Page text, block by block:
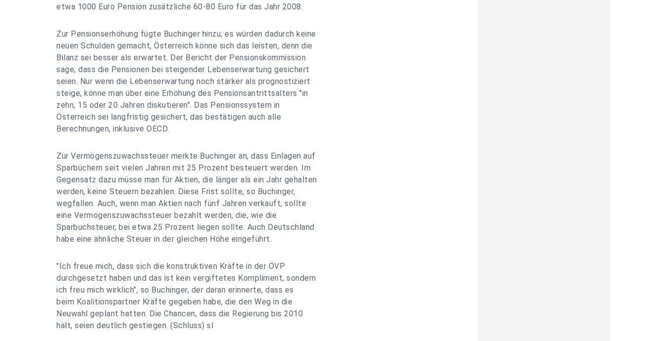
etwa 1000 Euro Pension zusätzliche 60-80 Euro für das Jahr 2008.
Zur Pensionserhöhung fügte Buchinger hinzu, es würden dadurch keine
neuen Schulden gemacht, Österreich könne sich das leisten, denn die
Bilanz sei besser als erwartet. Der Bericht der Pensionskommission
sage, dass die Pensionen bei steigender Lebenserwartung gesichert
seien. Nur wenn die Lebenserwartung noch stärker als prognostiziert
steige, könne man über eine Erhöhung des Pensionsantrittsalters "in
zehn, 15 oder 20 Jahren diskutieren". Das Pensionssystem in
Österreich sei langfristig gesichert, das bestätigen auch alle
Berechnungen, inklusive OECD.
Zur Vermögenszuwachssteuer merkte Buchinger an, dass Einlagen auf
Sparbüchern seit vielen Jahren mit 25 Prozent besteuert werden. Im
Gegensatz dazu müsse man für Aktien, die länger als ein Jahr gehalten
werden, keine Steuern bezahlen. Diese Frist sollte, so Buchinger,
wegfallen. Auch, wenn man Aktien nach fünf Jahren verkauft, sollte
eine Vermögenszuwachssteuer bezahlt werden, die, wie die
Sparbuchsteuer, bei etwa 25 Prozent liegen sollte. Auch Deutschland
habe eine ähnliche Steuer in der gleichen Höhe eingeführt.
"Ich freue mich, dass sich die konstruktiven Kräfte in der ÖVP
durchgesetzt haben und das ist kein vergiftetes Kompliment, sondern
ich freu mich wirklich", so Buchinger, der daran erinnerte, dass es
beim Koalitionspartner Kräfte gegeben habe, die den Weg in die
Neuwahl geplant hatten. Die Chancen, dass die Regierung bis 2010
hält, seien deutlich gestiegen. (Schluss) sl